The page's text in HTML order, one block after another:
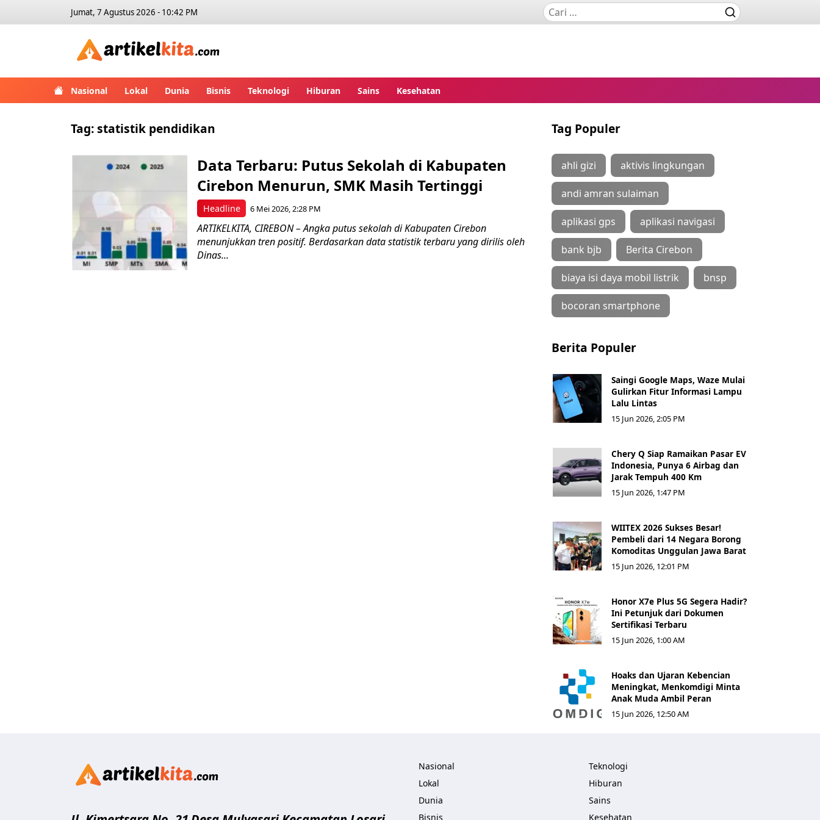
Jumat, 7 Agustus 2026 - 10:42 PM
Nasional Lokal Dunia Bisnis Teknologi Hiburan Sains Kesehatan
Tag:statistik pendidikan
Headline
Data Terbaru: Putus Sekolah di Kabupaten
Cirebon Menurun, SMK Masih Tertinggi
6 Mei 2026, 2:28 PM
ARTIKELKITA, CIREBON – Angka putus sekolah di Kabupaten Cirebon
menunjukkan tren positif. Berdasarkan data statistik terbaru yang dirilis oleh
Dinas...
Tag Populer
ahli gizi aktivis lingkungan
andi amran sulaiman
aplikasi gps aplikasi navigasi
bank bjb Berita Cirebon
biaya isi daya mobil listrik bnsp
bocoran smartphone
Berita Populer
Saingi Google Maps, Waze Mulai
Gulirkan Fitur Informasi Lampu
Lalu Lintas
15 Jun 2026, 2:05 PM
Chery Q Siap Ramaikan Pasar EV
Indonesia, Punya 6 Airbag dan
Jarak Tempuh 400 Km
15 Jun 2026, 1:47 PM
WIITEX 2026 Sukses Besar!
Pembeli dari 14 Negara Borong
Komoditas Unggulan Jawa Barat
15 Jun 2026, 12:01 PM
Honor X7e Plus 5G Segera Hadir?
Ini Petunjuk dari Dokumen
Sertifikasi Terbaru
15 Jun 2026, 1:00 AM
Hoaks dan Ujaran Kebencian
Meningkat, Menkomdigi Minta
Anak Muda Ambil Peran
15 Jun 2026, 12:50 AM
Nasional
Lokal
Dunia
Bisnis
Teknologi
Hiburan
Sains
Kesehatan